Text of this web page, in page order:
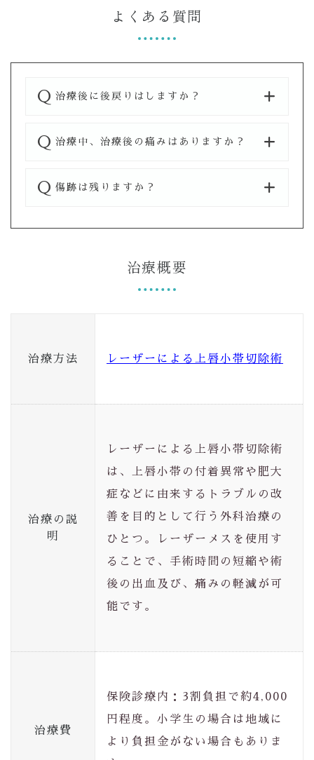
よくある質問
治療後に後戻りはしますか？
治療中、治療後の痛みはありますか？
傷跡は残りますか？
治療概要
治療方法 レーザーによる上唇小帯切除術
治療の説
明
レーザーによる上唇小帯切除術
は、上唇小帯の付着異常や肥大
症などに由来するトラブルの改
善を目的として行う外科治療の
ひとつ。レーザーメスを使用す
ることで、手術時間の短縮や術
後の出血及び、痛みの軽減が可
能です。
治療費
保険診療内：3割負担で約4,000
円程度。小学生の場合は地域に
より負担金がない場合もありま